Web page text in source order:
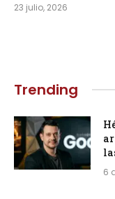
23 julio, 2026
Trending
6